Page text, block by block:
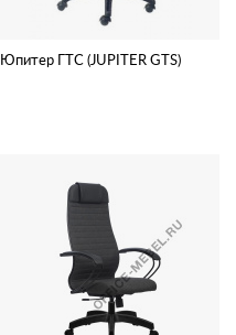
Юпитер ГТС (JUPITER GTS)